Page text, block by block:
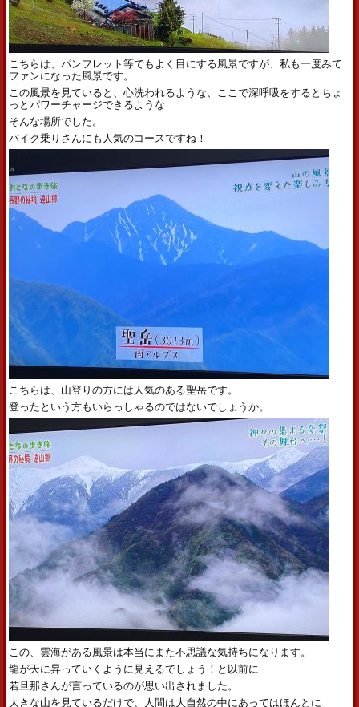
こちらは、パンフレット等でもよく目にする風景ですが、私も一度みて
ファンになった風景です。
この風景を見ていると、心洗われるような、ここで深呼吸をするとちょ
っとパワーチャージできるような
そんな場所でした。
バイク乗りさんにも人気のコースですね！
こちらは、山登りの方には人気のある聖岳です。
登ったという方もいらっしゃるのではないでしょうか。
この、雲海がある風景は本当にまた不思議な気持ちになります。
龍が天に昇っていくように見えるでしょう！と以前に
若旦那さんが言っているのが思い出されました。
大きな山を見ているだけで、人間は大自然の中にあってはほんとに